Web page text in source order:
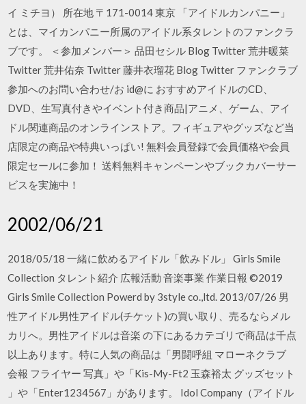
イ ミチヨ） 所在地 〒171-0014 東京 「アイドルカンパニー」
とは、マイカンパニー所属のアイドル系タレントのファンクラ
ブです。 ＜参加メンバー＞ 品田セシル Blog Twitter 荒井暖菜
Twitter 荒井佑奈 Twitter 藤井衣瑠花 Blog Twitter ファンクラブ
参加へのお問い合わせ/お id@に おすすめアイドルのCD、
DVD、生写真付きやイベント付き商品|アニメ、ゲーム、アイ
ドル関連商品のオンラインストア。フィギュアやグッズなど当
店限定の商品や特典いっぱい! 無料会員登録で会員価格や会員
限定セールに参加！ 送料無料キャンペーンやブックカバーサー
ビスを実施中！
2002/06/21
2018/05/18 一緒に飲めるアイドル「飲みドル」 Girls Smile
Collection タレント紹介 広報活動 音楽事業 作業日報 ©2019
Girls Smile Collection Powerd by 3style co.,ltd. 2013/07/26 男
性アイドル男性アイドル(チケット)の買い取り、売るならメル
カリへ。男性アイドルは音楽 の下にあるカテゴリで商品は千点
以上あります。特に人気の商品は「男闘呼組 マローネクラブ
会報 フライヤー 写真」や「Kis-My-Ft2 玉森裕太 グッズセット
」や「Enter1234567」があります。 Idol Company（アイドル